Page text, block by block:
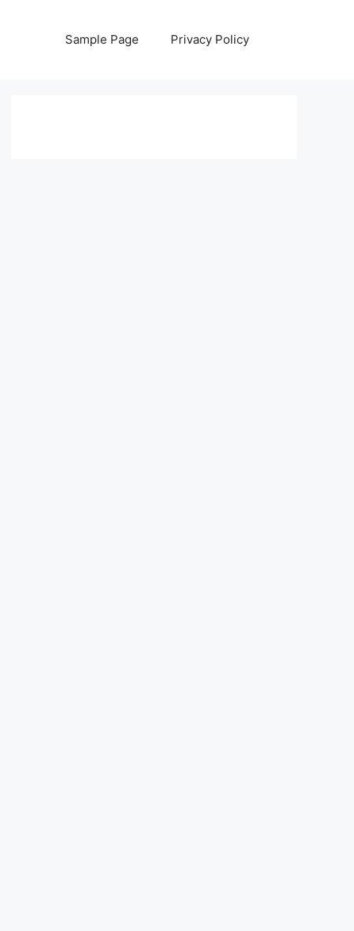
Sample Page Privacy Policy